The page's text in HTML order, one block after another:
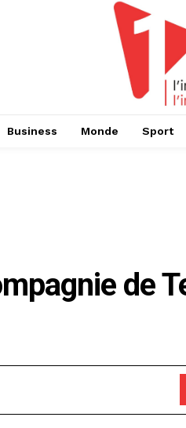
Business Monde Sport
de